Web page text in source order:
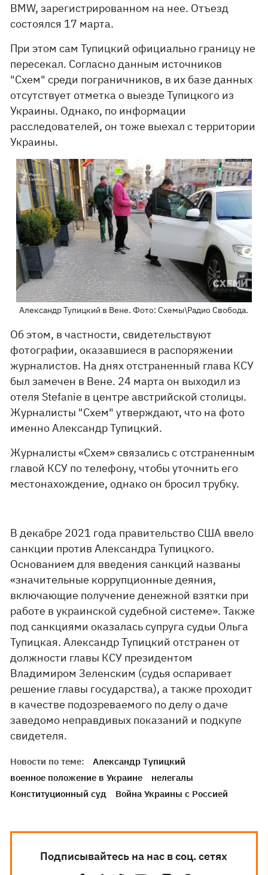
BMW, зарегистрированном на нее. Отъезд
состоялся 17 марта.
При этом сам Тупицкий официально границу не
пересекал. Согласно данным источников
"Схем" среди пограничников, в их базе данных
отсутствует отметка о выезде Тупицкого из
Украины. Однако, по информации
расследователей, он тоже выехал с территории
Украины.
Александр Тупицкий в Вене. Фото: Схемы\Радио Свобода.
Об этом, в частности, свидетельствуют
фотографии, оказавшиеся в распоряжении
журналистов. На днях отстраненный глава КСУ
был замечен в Вене. 24 марта он выходил из
отеля Stefanie в центре австрийской столицы.
Журналисты "Схем" утверждают, что на фото
именно Александр Тупицкий.
Журналисты «Схем» связались с отстраненным
главой КСУ по телефону, чтобы уточнить его
местонахождение, однако он бросил трубку.
В декабре 2021 года правительство США ввело
санкции против Александра Тупицкого.
Основанием для введения санкций названы
«значительные коррупционные деяния,
включающие получение денежной взятки при
работе в украинской судебной системе». Также
под санкциями оказалась супруга судьи Ольга
Тупицкая. Александр Тупицкий отстранен от
должности главы КСУ президентом
Владимиром Зеленским (судья оспаривает
решение главы государства), а также проходит
в качестве подозреваемого по делу о даче
заведомо неправдивых показаний и подкупе
свидетеля.
Новости по теме:
Александр Тупицкий
военное положение в Украине
нелегалы
Конституционный суд
Война Украины с Россией
Подписывайтесь на нас в соц. сетях